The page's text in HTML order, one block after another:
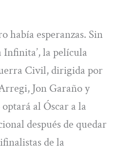
había esperanzas. Sin
la película
Civil, dirigida por
Jon Garaño y
al Óscar a la
después de quedar
de la